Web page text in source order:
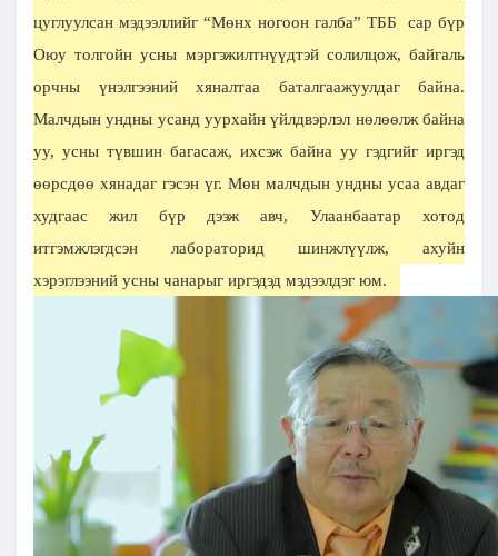
цуглуулсан мэдээллийг “Мөнх ногоон галба” ТББ сар бүр
Оюу толгойн усны мэргэжилтнүүдтэй солилцож, байгаль
орчны үнэлгээний хяналтаа баталгаажуулдаг байна.
Малчдын ундны усанд уурхайн үйлдвэрлэл нөлөөлж байна
уу, усны түвшин багасаж, ихсэж байна уу гэдгийг иргэд
өөрсдөө хянадаг гэсэн үг. Мөн малчдын ундны усаа авдаг
худгаас жил бүр дээж авч, Улаанбаатар хотод
итгэмжлэгдсэн лабораторид шинжлүүлж, ахуйн
хэрэглээний усны чанарыг иргэдэд мэдээлдэг юм.